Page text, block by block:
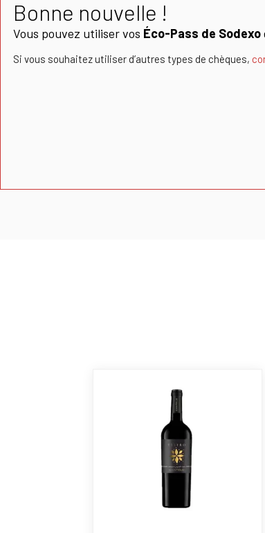
Bonne nouvelle !
Vous pouvez utiliser vos Éco-Pass de Sodexo
Si vous souhaitez utiliser d’autres types de chèques,